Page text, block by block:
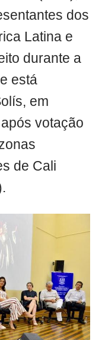
dos
Latina e
durante a
está
em
votação
de Cali